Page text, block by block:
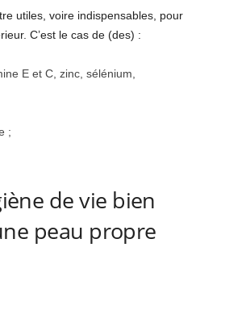
utiles, voire indispensables, pour
C’est le cas de (des) :
E et C, zinc, sélénium,
;
de vie bien
peau propre